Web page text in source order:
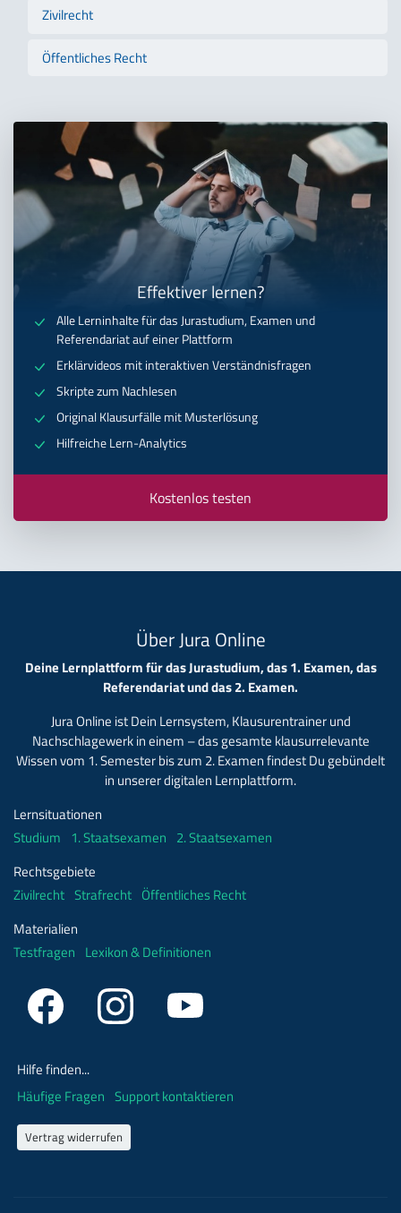
Zivilrecht
Öffentliches Recht
Effektiver lernen?
Alle Lerninhalte für das Jurastudium, Examen und
Referendariat auf einer Plattform
Erklärvideos mit interaktiven Verständnisfragen
Skripte zum Nachlesen
Original Klausurfälle mit Musterlösung
Hilfreiche Lern-Analytics
Kostenlos testen
Über Jura Online
Deine Lernplattform für das Jurastudium, das 1. Examen, das
Referendariat und das 2. Examen.
Jura Online ist Dein Lernsystem, Klausurentrainer und
Nachschlagewerk in einem – das gesamte klausurrelevante
Wissen vom 1. Semester bis zum 2. Examen findest Du gebündelt
in unserer digitalen Lernplattform.
Lernsituationen
Studium 1. Staatsexamen 2. Staatsexamen
Rechtsgebiete
Zivilrecht Strafrecht Öffentliches Recht
Materialien
Testfragen Lexikon & Definitionen
Hilfe finden...
Häufige Fragen Support kontaktieren
Vertrag widerrufen